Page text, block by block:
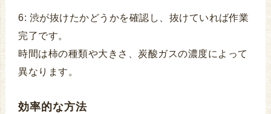
6: 渋が抜けたかどうかを確認し、抜けていれば作業
完了です。
時間は柿の種類や大きさ、炭酸ガスの濃度によって
異なります。
効率的な方法